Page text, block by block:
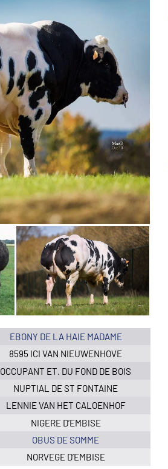
EBONY DE LA HAIE MADAME
8595 ICI VAN NIEUWENHOVE
OCCUPANT ET. DU FOND DE BOIS
NUPTIAL DE ST FONTAINE
LENNIE VAN HET CALOENHOF
NIGERE D’EMBISE
OBUS DE SOMME
NORVEGE D’EMBISE